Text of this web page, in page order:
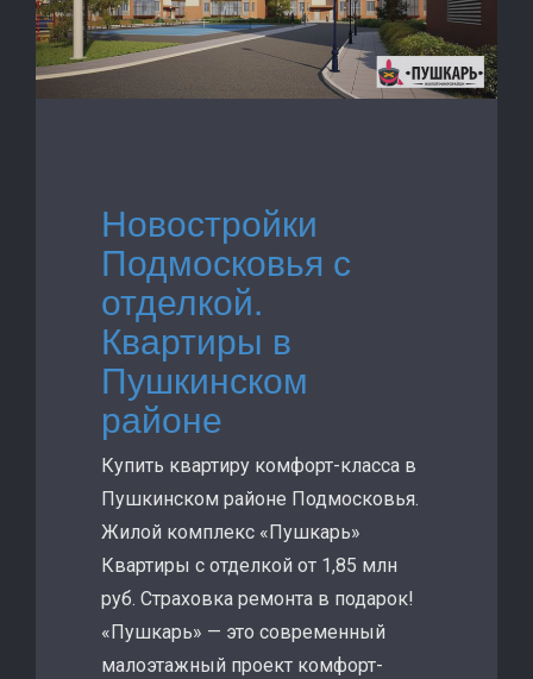
Новостройки
Подмосковья с
отделкой.
Квартиры в
Пушкинском
районе
Купить квартиру комфорт-класса в
Пушкинском районе Подмосковья.
Жилой комплекс «Пушкарь»
Квартиры с отделкой от 1,85 млн
руб. Страховка ремонта в подарок!
«Пушкарь» — это современный
малоэтажный проект комфорт-